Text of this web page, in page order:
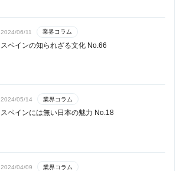
2024/06/11 業界コラム
スペインの知られざる文化 No.66
2024/05/14 業界コラム
スペインには無い日本の魅力 No.18
2024/04/09 業界コラム